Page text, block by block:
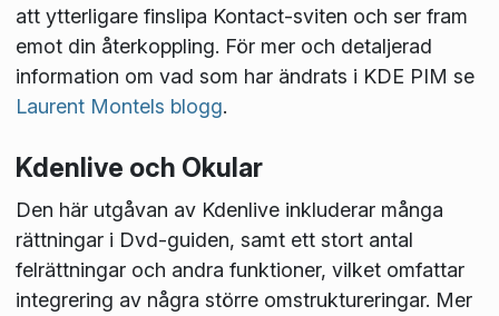
att ytterligare finslipa Kontact-sviten och ser fram
emot din återkoppling. För mer och detaljerad
information om vad som har ändrats i KDE PIM se
Laurent Montels blogg.
Kdenlive och Okular
Den här utgåvan av Kdenlive inkluderar många
rättningar i Dvd-guiden, samt ett stort antal
felrättningar och andra funktioner, vilket omfattar
integrering av några större omstruktureringar. Mer